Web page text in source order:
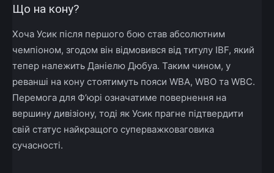
Що на кону?
Хоча Усик після першого бою став абсолютним
чемпіоном, згодом він відмовився від титулу IBF, який
тепер належить Даніелю Дюбуа. Таким чином, у
реванші на кону стоятимуть пояси WBA, WBO та WBC.
Перемога для Ф’юрі означатиме повернення на
вершину дивізіону, тоді як Усик прагне підтвердити
свій статус найкращого суперважковаговика
сучасності.